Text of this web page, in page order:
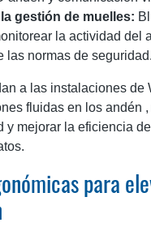
gestión de muelles:
la actividad del
las normas de seguridad.
a las instalaciones de
fluidas en los andén
y mejorar la eficiencia del
para